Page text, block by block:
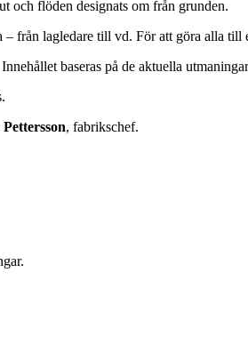
och flöden designats om från grunden.
från lagledare till vd. För att göra alla
baseras på de aktuella
, fabrikschef.